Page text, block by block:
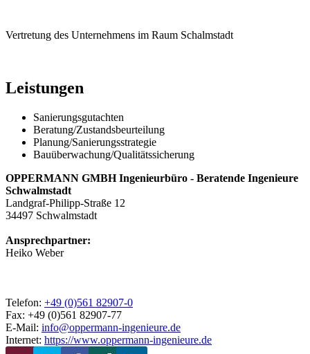
Vertretung des Unternehmens im Raum Schalmstadt
Leistungen
Sanierungsgutachten
Beratung/Zustandsbeurteilung
Planung/Sanierungsstrategie
Bauüberwachung/Qualitätssicherung
OPPERMANN GMBH Ingenieurbüro - Beratende Ingenieure
Schwalmstadt
Landgraf-Philipp-Straße 12
34497 Schwalmstadt
Ansprechpartner:
Heiko Weber
Telefon: +49 (0)561 82907-0
Fax: +49 (0)561 82907-77
E-Mail: info@oppermann-ingenieure.de
Internet: https://www.oppermann-ingenieure.de